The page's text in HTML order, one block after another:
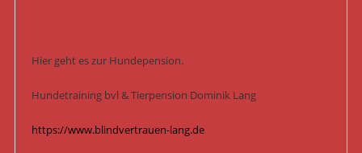
Hier geht es zur Hundepension.
Hundetraining bvl & Tierpension Dominik Lang
https://www.blindvertrauen-lang.de